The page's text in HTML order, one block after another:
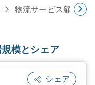
物流サービス顧客研究
模とシェア
シェア